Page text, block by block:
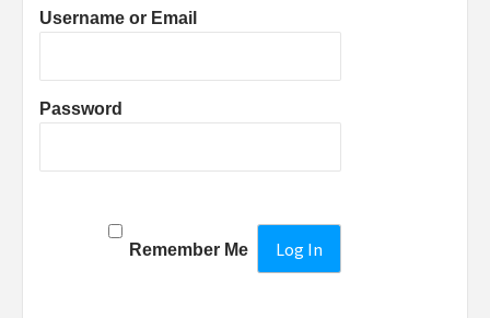
Username or Email
Password
Remember Me